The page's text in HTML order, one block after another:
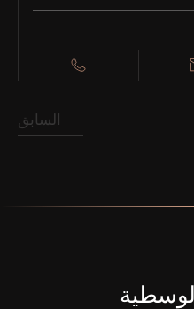
السابق